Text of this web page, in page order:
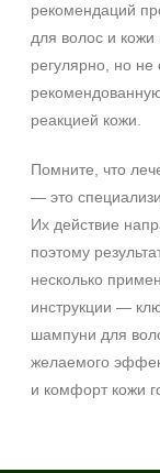
рекомендаций
для волос и
регулярно, но
реакцией кожи.
Помните, что
— это
Их действие
поэтому
несколько
инструкции —
шампуни для
желаемого
и комфорт кожи